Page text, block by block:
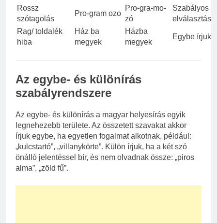
Rossz
szótagolás
Pro-gram ozo
Pro-gra-mo-
zó
Szabályos
elválasztás
Rag/ toldalék
hiba
Ház ba
megyek
Házba
megyek
Egybe írjuk
Az egybe- és különírás
szabályrendszere
Az egybe- és különírás a magyar helyesírás egyik
legnehezebb területe. Az összetett szavakat akkor
írjuk egybe, ha egyetlen fogalmat alkotnak, például:
„kulcstartó”, „villanykörte”. Külön írjuk, ha a két szó
önálló jelentéssel bír, és nem olvadnak össze: „piros
alma”, „zöld fű”.